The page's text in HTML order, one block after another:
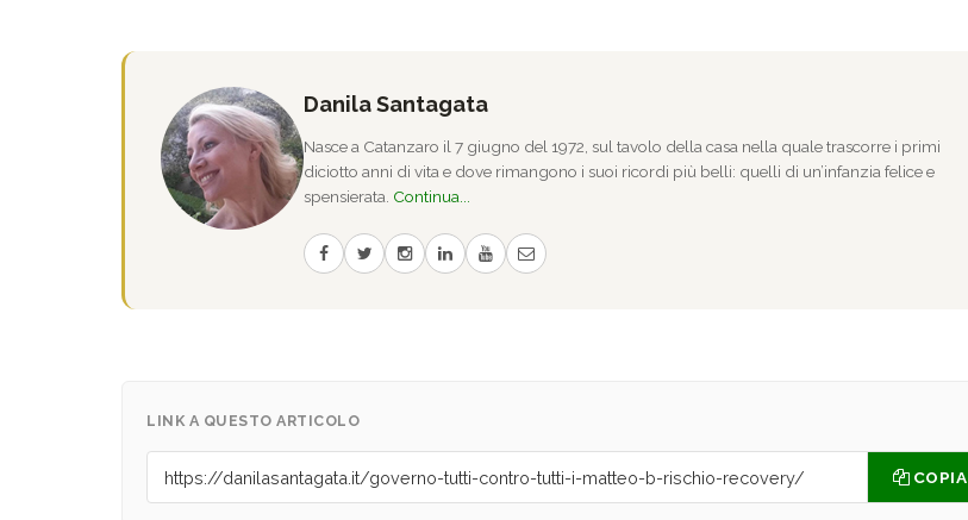
Danila Santagata
Nasce a Catanzaro il 7 giugno del 1972, sul tavolo della casa nella quale trascorre i primi
diciotto anni di vita e dove rimangono i suoi ricordi più belli: quelli di un’infanzia felice e
spensierata. Continua...
LINK A QUESTO ARTICOLO
COPIA